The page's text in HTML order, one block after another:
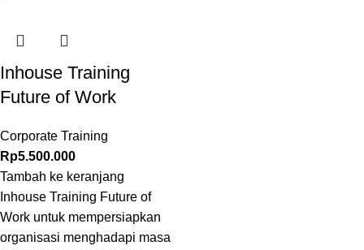
Inhouse Training
Future of Work
Corporate Training
Rp5.500.000
Tambah ke keranjang
Inhouse Training Future of
Work untuk mempersiapkan
organisasi menghadapi masa